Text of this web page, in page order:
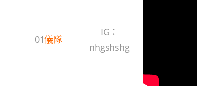
01儀隊
IG：
nhgshshg